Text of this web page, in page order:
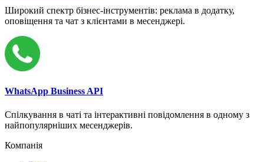
Широкий спектр бізнес-інструментів: реклама в додатку,
оповіщення та чат з клієнтами в месенджері.
WhatsApp Business API
Спілкування в чаті та інтерактивні повідомлення в одному з
найпопулярніших месенджерів.
Компанія